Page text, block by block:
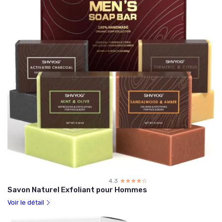
4.3 ☆☆☆☆☆
★★★★★
Savon Naturel Exfoliant pour Hommes
Voir le détail